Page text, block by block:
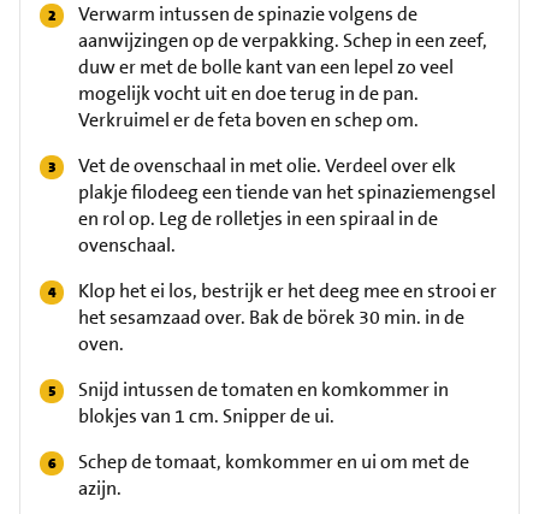
Verwarm intussen de spinazie volgens de
aanwijzingen op de verpakking. Schep in een zeef,
duw er met de bolle kant van een lepel zo veel
mogelijk vocht uit en doe terug in de pan.
Verkruimel er de feta boven en schep om.
Vet de ovenschaal in met olie. Verdeel over elk
plakje filodeeg een tiende van het spinaziemengsel
en rol op. Leg de rolletjes in een spiraal in de
ovenschaal.
Klop het ei los, bestrijk er het deeg mee en strooi er
het sesamzaad over. Bak de börek 30 min. in de
oven.
Snijd intussen de tomaten en komkommer in
blokjes van 1 cm. Snipper de ui.
Schep de tomaat, komkommer en ui om met de
azijn.